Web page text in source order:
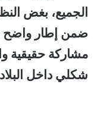
الجميع، بغض
ضمن إطار
مشاركة حقيقية
شكلي داخل